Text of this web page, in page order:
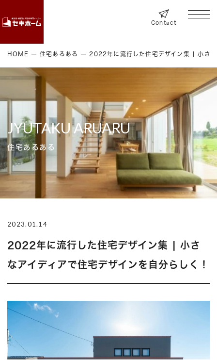
Contact
HOME 住宅あるある 2022年に流行した住宅デザイン集 | 小さな
JYUTAKU ARUARU
住宅あるある
2023.01.14
2022年に流行した住宅デザイン集 | 小さ
なアイディアで住宅デザインを自分らしく！